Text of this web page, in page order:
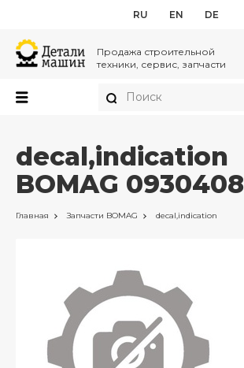
RU EN DE
Продажа строительной
техники, сервис, запчасти
decal,indication
BOMAG 0930408
Главная Запчасти BOMAG decal,indication